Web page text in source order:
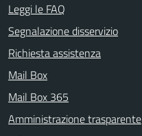
Leggi le FAQ
Segnalazione disservizio
Richiesta assistenza
Mail Box
Mail Box 365
Amministrazione trasparente